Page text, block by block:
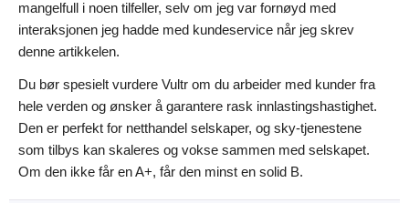
mangelfull i noen tilfeller, selv om jeg var fornøyd med
interaksjonen jeg hadde med kundeservice når jeg skrev
denne artikkelen.
Du bør spesielt vurdere Vultr om du arbeider med kunder fra
hele verden og ønsker å garantere rask innlastingshastighet.
Den er perfekt for netthandel selskaper, og sky-tjenestene
som tilbys kan skaleres og vokse sammen med selskapet.
Om den ikke får en A+, får den minst en solid B.